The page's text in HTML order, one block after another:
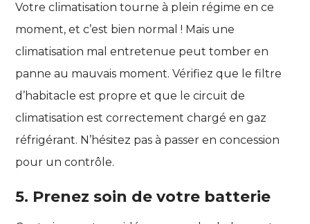
Votre climatisation tourne à plein régime en ce
moment, et c’est bien normal ! Mais une
climatisation mal entretenue peut tomber en
panne au mauvais moment. Vérifiez que le filtre
d’habitacle est propre et que le circuit de
climatisation est correctement chargé en gaz
réfrigérant. N’hésitez pas à passer en concession
pour un contrôle.
5. Prenez soin de votre batterie